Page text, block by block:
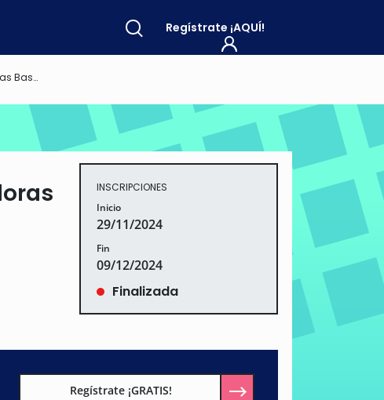
Regístrate ¡AQUÍ!
INSCRIPCIONES
Inicio
29/11/2024
Fin
09/12/2024
Finalizada
Regístrate ¡GRATIS!